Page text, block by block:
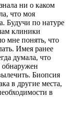
ни о каком
что моя
Будучи по натуре
клиники
мне понять, что
Имея ранее
думала, что
обнаружен
Биопсия
в другие места,
в